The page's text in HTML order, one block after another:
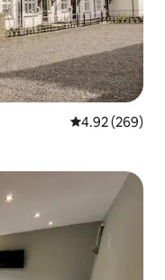
Calificación
4.92 (269)